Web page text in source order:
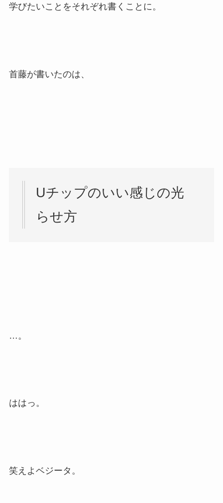
学びたいことをそれぞれ書くことに。
首藤が書いたのは、
Uチップのいい感じの光
らせ方
…。
ははっ。
笑えよベジータ。